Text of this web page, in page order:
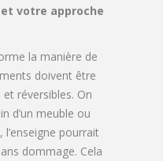
votre approche
la manière de
doivent être
réversibles. On
d’un meuble ou
l’enseigne pourrait
dommage. Cela